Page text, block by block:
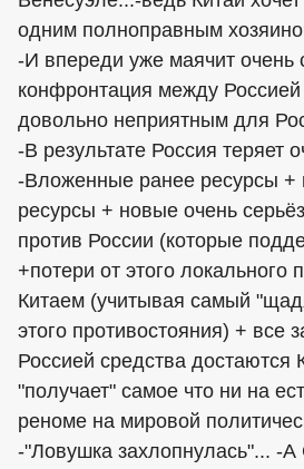
одним полноправным
-И впереди уже маячит очень
конфронтация между
довольно неприятным для
-В результате Россия теряет
-Вложенные ранее ресурсы
ресурсы + новые очень
против России (которые
+потери от этого локального
Китаем (учитывая самый
этого противостояния) + все
Россией средства достаются
"получает" самое что ни на
реноме на мировой
-"Ловушка захлопнулась"... -